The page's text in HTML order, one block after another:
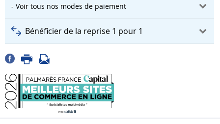
- Voir tous nos modes de paiement
Bénéficier de la reprise 1 pour 1